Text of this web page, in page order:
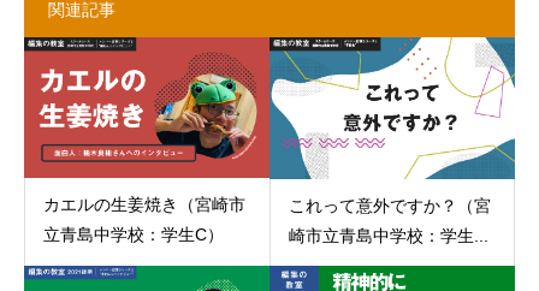
関連記事
カエルの生姜焼き（宮崎市
立青島中学校：学生C）
これって意外ですか？（宮
崎市立青島中学校：学生...